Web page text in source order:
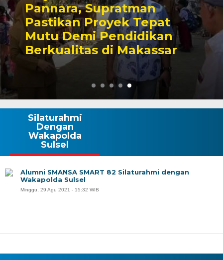
Umiyati Apresiasi Langkah
KONI Makassar Daftarkan
Seluruh Atlet PORPROV ke
BPJS Ketenagakerjaan
Silaturahmi
Dengan
Wakapolda
Sulsel
Alumni SMANSA SMART 82 Silaturahmi dengan
Wakapolda Sulsel
Minggu, 29 Agu 2021 - 15:32 WIB